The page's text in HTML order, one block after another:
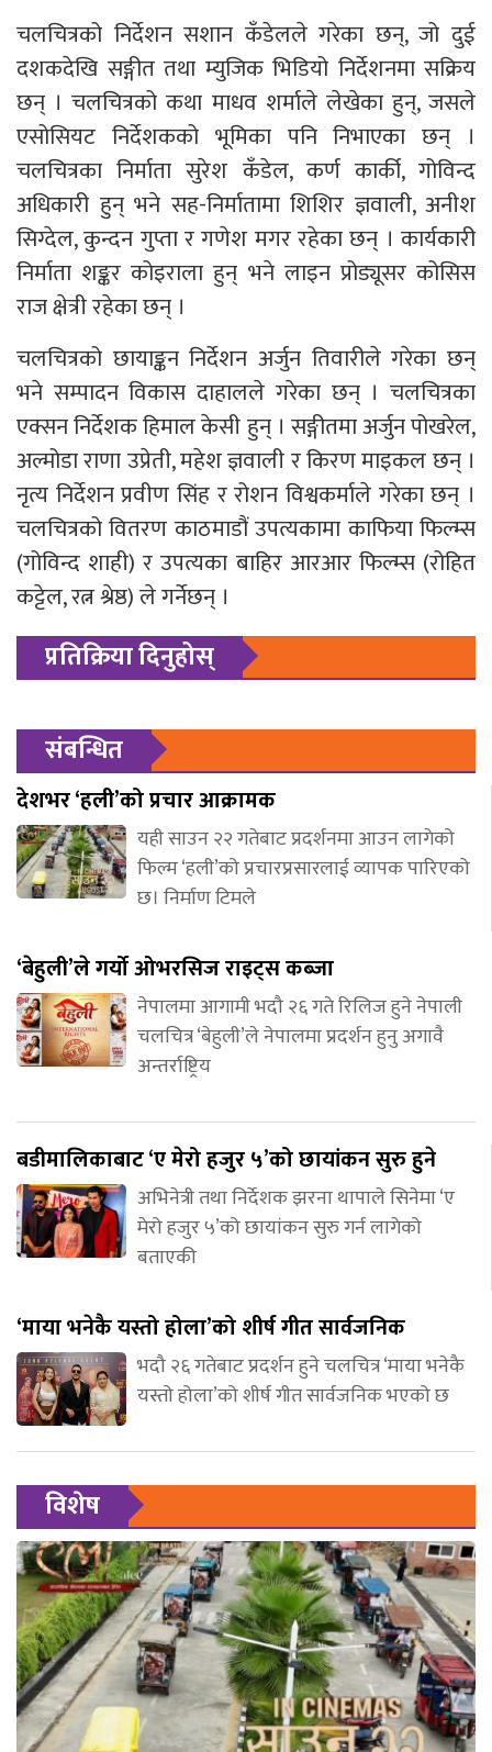
चलचित्रको निर्देशन सशान कँडेलले गरेका छन्, जो दुई
दशकदेखि सङ्गीत तथा म्युजिक भिडियो निर्देशनमा सक्रिय
छन् । चलचित्रको कथा माधव शर्माले लेखेका हुन्, जसले
एसोसियट निर्देशकको भूमिका पनि निभाएका छन् ।
चलचित्रका निर्माता सुरेश कँडेल, कर्ण कार्की, गोविन्द
अधिकारी हुन् भने सह-निर्मातामा शिशिर ज्ञवाली, अनीश
सिग्देल, कुन्दन गुप्ता र गणेश मगर रहेका छन् । कार्यकारी
निर्माता शङ्कर कोइराला हुन् भने लाइन प्रोड्यूसर कोसिस
राज क्षेत्री रहेका छन् ।
चलचित्रको छायाङ्कन निर्देशन अर्जुन तिवारीले गरेका छन्
भने सम्पादन विकास दाहालले गरेका छन् । चलचित्रका
एक्सन निर्देशक हिमाल केसी हुन् । सङ्गीतमा अर्जुन पोखरेल,
अल्मोडा राणा उप्रेती, महेश ज्ञवाली र किरण माइकल छन् ।
नृत्य निर्देशन प्रवीण सिंह र रोशन विश्वकर्माले गरेका छन् ।
चलचित्रको वितरण काठमाडौं उपत्यकामा काफिया फिल्म्स
(गोविन्द शाही) र उपत्यका बाहिर आरआर फिल्म्स (रोहित
कट्टेल, रत्न श्रेष्ठ) ले गर्नेछन् ।
प्रतिक्रिया दिनुहोस्
संबन्धित
देशभर ‘हली’को प्रचार आक्रामक
यही साउन २२ गतेबाट प्रदर्शनमा आउन लागेको
फिल्म ‘हली’को प्रचारप्रसारलाई व्यापक पारिएको
छ। निर्माण टिमले
‘बेहुली’ले गर्यो ओभरसिज राइट्स कब्जा
नेपालमा आगामी भदौ २६ गते रिलिज हुने नेपाली
चलचित्र ‘बेहुली’ले नेपालमा प्रदर्शन हुनु अगावै
अन्तर्राष्ट्रिय
बडीमालिकाबाट ‘ए मेरो हजुर ५’को छायांकन सुरु हुने
अभिनेत्री तथा निर्देशक झरना थापाले सिनेमा ‘ए
मेरो हजुर ५’को छायांकन सुरु गर्न लागेको
बताएकी
‘माया भनेकै यस्तो होला’को शीर्ष गीत सार्वजनिक
भदौ २६ गतेबाट प्रदर्शन हुने चलचित्र ‘माया भनेकै
यस्तो होला’को शीर्ष गीत सार्वजनिक भएको छ
विशेष